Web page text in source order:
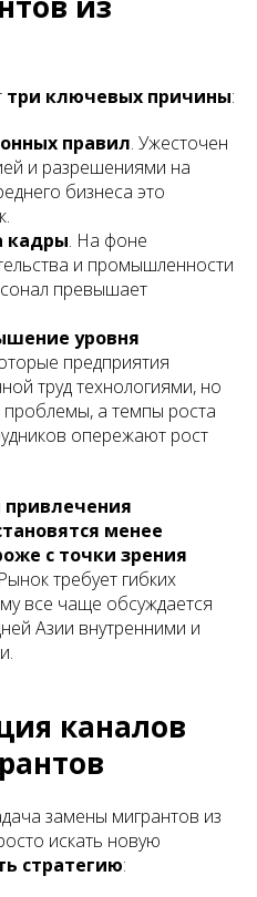
три ключевых причины:
правил. Ужесточен
и разрешениями на
бизнеса это
кадры. На фоне
и промышленности
превышает
уровня
предприятия
труд технологиями, но
а темпы роста
опережают рост
менее
с точки зрения
требует гибких
все чаще обсуждается
Азии внутренними и
каналов
замены мигрантов из
искать новую
стратегию: